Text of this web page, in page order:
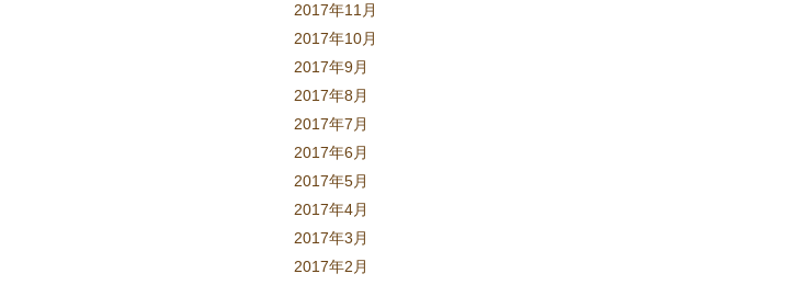
2017年11月
2017年10月
2017年9月
2017年8月
2017年7月
2017年6月
2017年5月
2017年4月
2017年3月
2017年2月